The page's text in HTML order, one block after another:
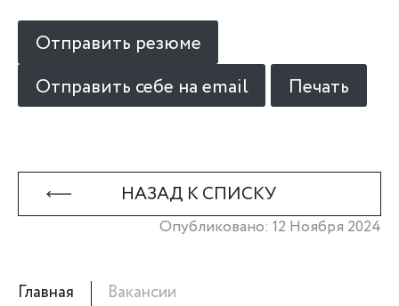
Отправить резюме
Отправить себе на email
Печать
НАЗАД К СПИСКУ
Опубликовано: 12 Ноября 2024
Главная Вакансии